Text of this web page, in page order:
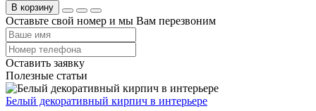
В корзину
Оставьте свой номер и мы Вам перезвоним
Оставить заявку
Полезные статьи
Белый декоративный кирпич в интерьере